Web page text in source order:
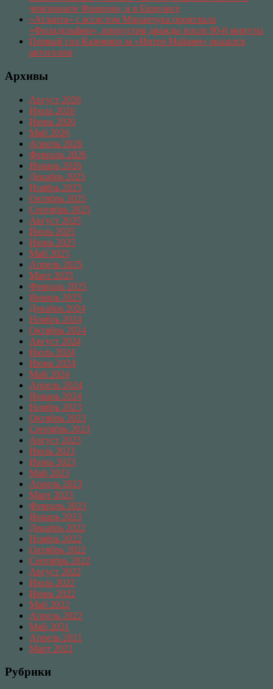
чемпионате Франции, и в Евролиге
«Атланта» с ассистом Миранчука проиграла
«Филадельфии», пропустив дважды после 90-й минуты
Первый гол Каземиро за «Интер Майами» оказался
автоголом
Архивы
Август 2026
Июль 2026
Июнь 2026
Май 2026
Апрель 2026
Февраль 2026
Январь 2026
Декабрь 2025
Ноябрь 2025
Октябрь 2025
Сентябрь 2025
Август 2025
Июль 2025
Июнь 2025
Май 2025
Апрель 2025
Март 2025
Февраль 2025
Январь 2025
Декабрь 2024
Ноябрь 2024
Октябрь 2024
Август 2024
Июль 2024
Июнь 2024
Май 2024
Апрель 2024
Январь 2024
Ноябрь 2023
Октябрь 2023
Сентябрь 2023
Август 2023
Июль 2023
Июнь 2023
Май 2023
Апрель 2023
Март 2023
Февраль 2023
Январь 2023
Декабрь 2022
Ноябрь 2022
Октябрь 2022
Сентябрь 2022
Август 2022
Июль 2022
Июнь 2022
Май 2022
Апрель 2022
Май 2021
Апрель 2021
Март 2021
Рубрики